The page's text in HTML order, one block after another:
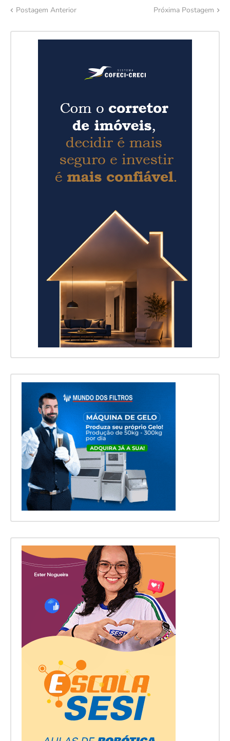
Postagem Anterior Próxima Postagem